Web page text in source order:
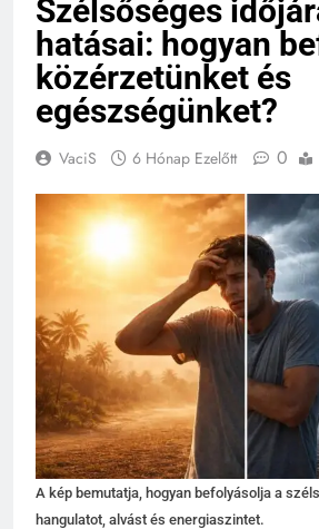
Szélsőséges
hatásai: hogyan
közérzetünket és
egészségünket?
VaciS 6 Hónap Ezelőtt 0
A kép bemutatja, hogyan befolyásolja a
hangulatot, alvást és energiaszintet.